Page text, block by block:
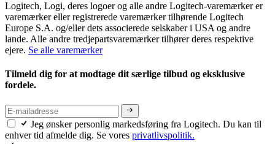
Logitech, Logi, deres logoer og alle andre Logitech-varemærker er
varemærker eller registrerede varemærker tilhørende Logitech
Europe S.A. og/eller dets associerede selskaber i USA og andre
lande. Alle andre tredjepartsvaremærker tilhører deres respektive
ejere. Se alle varemærker
Tilmeld dig for at modtage dit særlige tilbud og eksklusive
fordele.
Jeg ønsker personlig markedsføring fra Logitech. Du kan til
enhver tid afmelde dig. Se vores privatlivspolitik.